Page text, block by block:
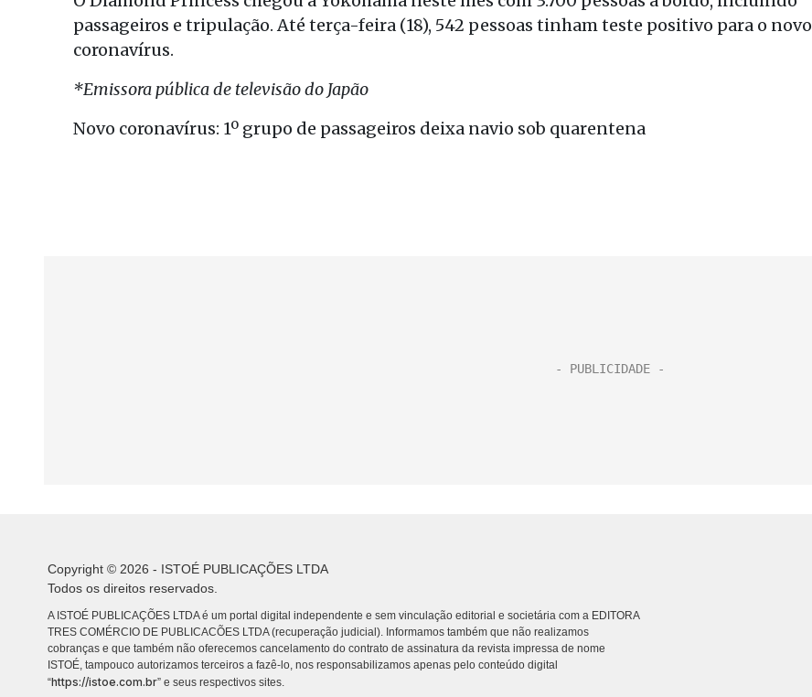
passageiros e tripulação. Até terça-feira (18), 542 pessoas tinham teste positivo para o novo
coronavírus.
*Emissora pública de televisão do Japão
Novo coronavírus: 1º grupo de passageiros deixa navio sob quarentena
Copyright © 2026 - ISTOÉ PUBLICAÇÕES LTDA
Todos os direitos reservados.
A ISTOÉ PUBLICAÇÕES LTDA é um portal digital independente e sem vinculação editorial e societária com a EDITORA
TRES COMÉRCIO DE PUBLICACÕES LTDA (recuperação judicial). Informamos também que não realizamos
cobranças e que também não oferecemos cancelamento do contrato de assinatura da revista impressa de nome
ISTOÉ, tampouco autorizamos terceiros a fazê-lo, nos responsabilizamos apenas pelo conteúdo digital
“https://istoe.com.br” e seus respectivos sites.